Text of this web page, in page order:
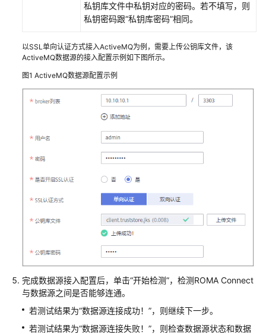
据
源
数
源
接
入
ActiveMQ
数
据
私钥库文件中私钥对应的密码。若不填写，则
私钥密码跟“私钥库密码”相同。
以SSL单向认证方式接入ActiveMQ为例，需要上传公钥库文件，该
ActiveMQ数据源的接入配置示例如下图所示。
图1 ActiveMQ数据源配置示例
完成数据源接入配置后，单击“开始检测”，检测ROMA Connect
与数据源之间是否能够连通。
若测试结果为“数据源连接成功！”，则继续下一步。
若测试结果为“数据源连接失败！”，则检查数据源状态和数据